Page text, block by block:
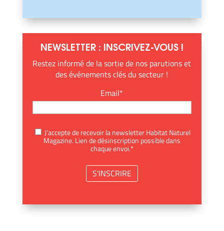
NEWSLETTER : INSCRIVEZ-VOUS !
Restez informé de la sortie de nos parutions et
des événements clés du secteur !
Email*
J'accepte de recevoir la newsletter Habitat Naturel
Magazine. Lien de désinscription possible dans
chaque envoi.*